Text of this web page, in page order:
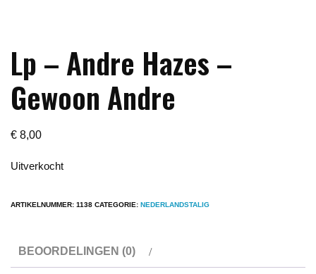
Lp – Andre Hazes –
Gewoon Andre
€ 8,00
Uitverkocht
ARTIKELNUMMER: 1138 CATEGORIE: NEDERLANDSTALIG
BEOORDELINGEN (0)